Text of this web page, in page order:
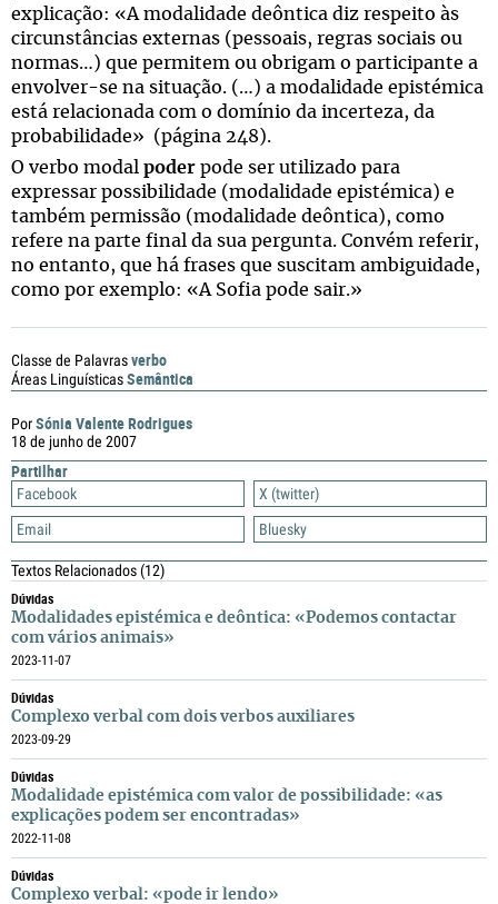
PorSónia Valente Rodrigues
18 de junho de 2007
Partilhar
Facebook
X (twitter)
Email
Bluesky
Textos Relacionados(12)
Dúvidas
Modalidades epistémica e deôntica: «Podemos contactar
com vários animais»
2023-11-07
Dúvidas
Complexo verbal com dois verbos auxiliares
2023-09-29
Dúvidas
Modalidade epistémica com valor de possibilidade: «as
explicações podem ser encontradas»
2022-11-08
Dúvidas
Complexo verbal: «pode ir lendo»
explicação: «A modalidade deôntica diz respeito às
circunstâncias externas (pessoais, regras sociais ou
normas…) que permitem ou obrigam o participante a
envolver-se na situação. (…) a modalidade epistémica
está relacionada com o domínio da incerteza, da
probabilidade» (página 248).
O verbo modal poder pode ser utilizado para
expressar possibilidade (modalidade epistémica) e
também permissão (modalidade deôntica), como
refere na parte final da sua pergunta. Convém referir,
no entanto, que há frases que suscitam ambiguidade,
como por exemplo: «A Sofia pode sair.»
Classe de Palavrasverbo
Áreas LinguísticasSemântica